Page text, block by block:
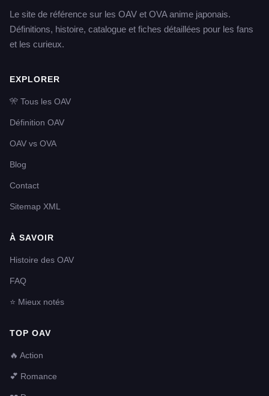
Le site de référence sur les OAV et OVA anime japonais.
Définitions, histoire, catalogue et fiches détaillées pour les fans
et les curieux.
EXPLORER
🎌 Tous les OAV
Définition OAV
OAV vs OVA
Blog
Contact
Sitemap XML
À SAVOIR
Histoire des OAV
FAQ
⭐ Mieux notés
TOP OAV
🔥 Action
💕 Romance